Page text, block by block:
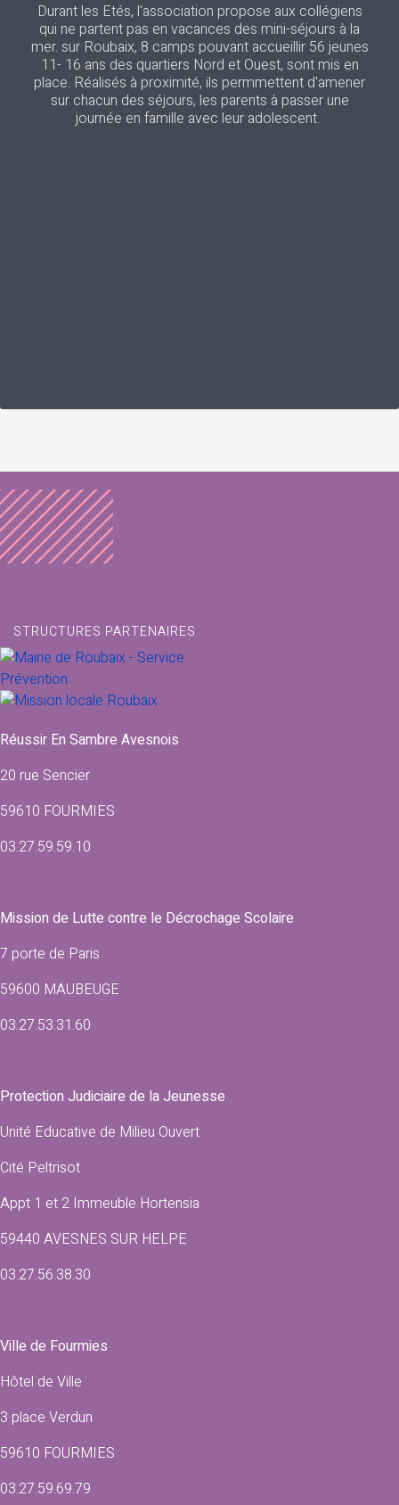
Durant les Etés, l'association propose aux collégiens
qui ne partent pas en vacances des mini-séjours à la
mer. sur Roubaix, 8 camps pouvant accueillir 56 jeunes
11- 16 ans des quartiers Nord et Ouest, sont mis en
place. Réalisés à proximité, ils permmettent d'amener
sur chacun des séjours, les parents à passer une
journée en famille avec leur adolescent.
STRUCTURES PARTENAIRES
Réussir En Sambre Avesnois
20 rue Sencier
59610 FOURMIES
03.27.59.59.10
Mission de Lutte contre le Décrochage Scolaire
7 porte de Paris
59600 MAUBEUGE
03.27.53.31.60
Protection Judiciaire de la Jeunesse
Unité Educative de Milieu Ouvert
Cité Peltrisot
Appt 1 et 2 Immeuble Hortensia
59440 AVESNES SUR HELPE
03.27.56.38.30
Ville de Fourmies
Hôtel de Ville
3 place Verdun
59610 FOURMIES
03.27.59.69.79